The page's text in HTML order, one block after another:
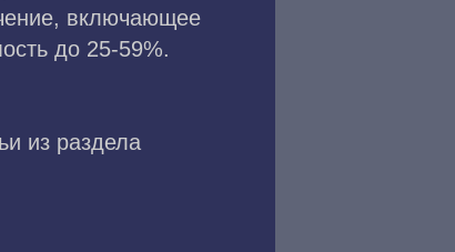
включающее
до 25-59%.
из раздела